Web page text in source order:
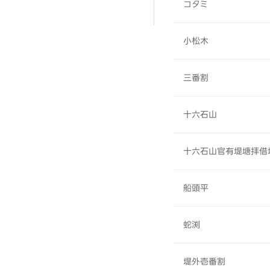
コタミ
小松木
三番割
十六石山
十六石山官有堤塘拝借
船頭平
蛇渕
堤外壱番割